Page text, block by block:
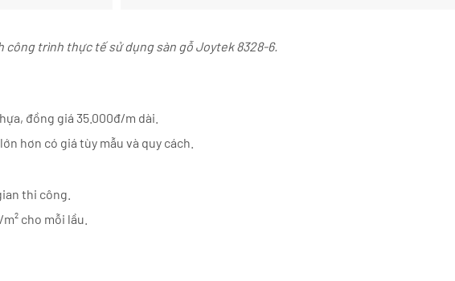
công trình thực tế sử dụng sàn gỗ Joytek 8328-6.
đồng giá 35.000đ/m dài.
hơn có giá tùy mẫu và quy cách.
thi công.
cho mỗi lầu.